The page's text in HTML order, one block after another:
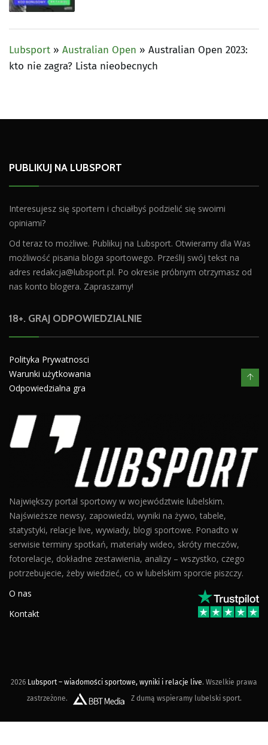
Lubsport » Australian Open » Australian Open 2023:
kto nie zagra? Lista nieobecnych
PUBLIKUJ NA LUBSPORT
Interesujesz się sportem i chciałbyś podzielić się swoimi
opiniami?
Od teraz to możliwe. Publikuj na Lubsport. Otwieramy dla Was
możliwość pisania bloga sportowego. Prześlij swój tekst na
adres redakcja@lubsport.pl. Po okresie próbnym otrzymasz od
nas konto blogera. Zapraszamy!
18+. GRAJ ODPOWIEDZIALNIE
Polityka Prywatnosci
Warunki użytkowania
Odpowiedzialna gra
Największy portal sportowy w województwie lubelskim.
Najświeższe newsy, zapowiedzi, wyniki na żywo, tabele,
statystyki, relacje live, wywiady, blogi sportowe. Ponadto w
serwisie terminy spotkań, materiały wideo, skróty meczów,
fotorelacje, dokładne zestawienia, analizy – wszystko, czego
potrzebujecie, żeby wiedzieć, co w lubelskim sporcie piszczy.
O nas
Kontakt
2026 Lubsport – wiadomości sportowe, wyniki i relacje live. Wszelkie prawa
zastrzeżone.
Z dumą wspieramy lubelski sport.